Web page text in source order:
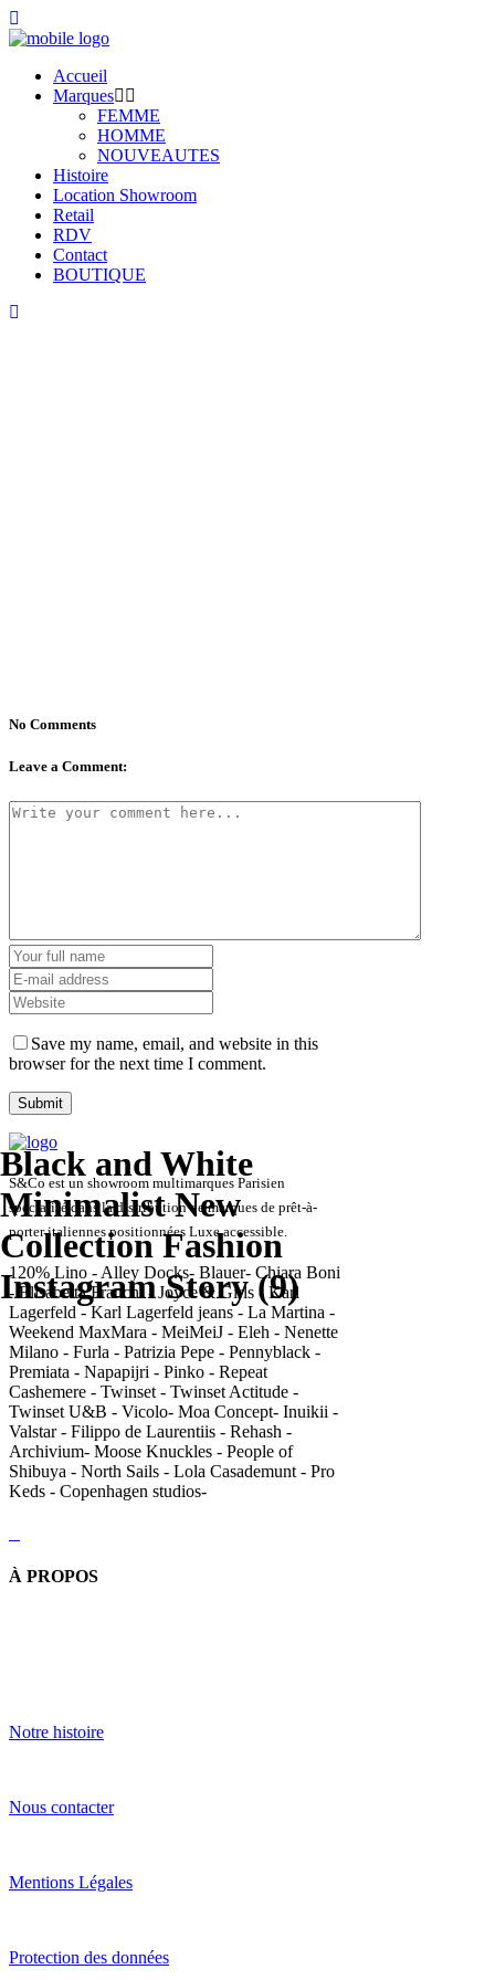
Accueil
Marques
FEMME
HOMME
NOUVEAUTES
Histoire
Location Showroom
Retail
RDV
Contact
BOUTIQUE
Black and White
Minimalist New
Collection Fashion
Instagram Story (9)
No Comments
Leave a Comment:
Save my name, email, and website in this
browser for the next time I comment.
S&Co est un showroom multimarques Parisien
spécialisé dans la distribution de marques de prêt-à-
porter italiennes positionnées Luxe accessible.
120% Lino - Alley Docks- Blauer- Chiara Boni
- Elisabetta Franchi - Joyce & Girls - Karl
Lagerfeld - Karl Lagerfeld jeans - La Martina -
Weekend MaxMara - MeiMeiJ - Eleh - Nenette
Milano - Furla - Patrizia Pepe - Pennyblack -
Premiata - Napapijri - Pinko - Repeat
Cashemere - Twinset - Twinset Actitude -
Twinset U&B - Vicolo- Moa Concept- Inuikii -
Valstar - Filippo de Laurentiis - Rehash -
Archivium- Moose Knuckles - People of
Shibuya - North Sails - Lola Casademunt - Pro
Keds - Copenhagen studios-
À PROPOS
Notre histoire
Nous contacter
Mentions Légales
Protection des données